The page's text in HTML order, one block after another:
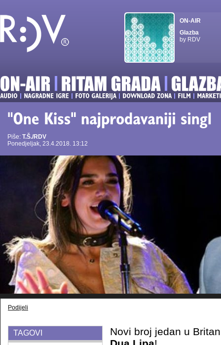
ON-AIR
Glazba
by RDV
Piše: T.Š./RDV
Ponedjeljak, 23.4.2018. 13:12
Podijeli
TAGOVI
Novi broj jedan u